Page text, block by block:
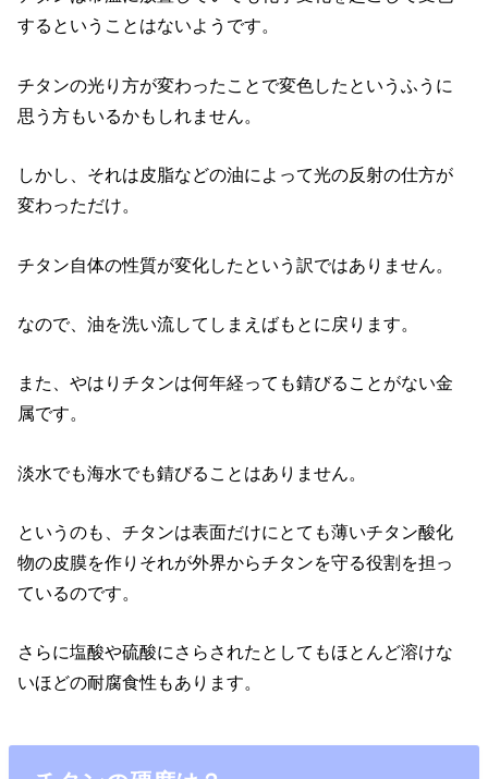
するということはないようです。
チタンの光り方が変わったことで変色したというふうに
思う方もいるかもしれません。
しかし、それは皮脂などの油によって光の反射の仕方が
変わっただけ。
チタン自体の性質が変化したという訳ではありません。
なので、油を洗い流してしまえばもとに戻ります。
また、やはりチタンは何年経っても錆びることがない金
属です。
淡水でも海水でも錆びることはありません。
というのも、チタンは表面だけにとても薄いチタン酸化
物の皮膜を作りそれが外界からチタンを守る役割を担っ
ているのです。
さらに塩酸や硫酸にさらされたとしてもほとんど溶けな
いほどの耐腐食性もあります。